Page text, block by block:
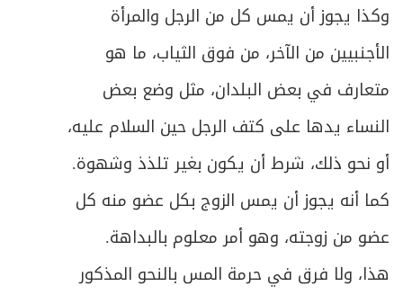
وكذا يجوز أن يمس كل من الرجل والمرأة
الأجنبيين من الآخر، من فوق الثياب، ما هو
متعارف في بعض البلدان، مثل وضع بعض
النساء يدها على كتف الرجل حين السلام عليه،
أو نحو ذلك، شرط أن يكون بغير تلذذ وشهوة.
كما أنه يجوز أن يمس الزوج بكل عضو منه كل
عضو من زوجته، وهو أمر معلوم بالبداهة.
هذا، ولا فرق في حرمة المس بالنحو المذكور